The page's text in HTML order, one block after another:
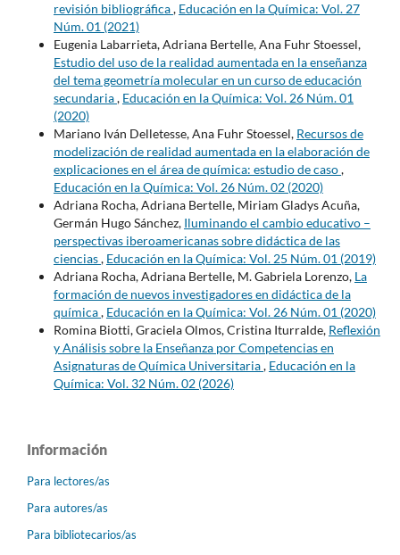
revisión bibliográfica, Educación en la Química: Vol. 27
Núm. 01 (2021)
Eugenia Labarrieta, Adriana Bertelle, Ana Fuhr Stoessel,
Estudio del uso de la realidad aumentada en la enseñanza
del tema geometría molecular en un curso de educación
secundaria, Educación en la Química: Vol. 26 Núm. 01
(2020)
Mariano Iván Delletesse, Ana Fuhr Stoessel, Recursos de
modelización de realidad aumentada en la elaboración de
explicaciones en el área de química: estudio de caso,
Educación en la Química: Vol. 26 Núm. 02 (2020)
Adriana Rocha, Adriana Bertelle, Miriam Gladys Acuña,
Germán Hugo Sánchez, Iluminando el cambio educativo –
perspectivas iberoamericanas sobre didáctica de las
ciencias, Educación en la Química: Vol. 25 Núm. 01 (2019)
Adriana Rocha, Adriana Bertelle, M. Gabriela Lorenzo, La
formación de nuevos investigadores en didáctica de la
química, Educación en la Química: Vol. 26 Núm. 01 (2020)
Romina Biotti, Graciela Olmos, Cristina Iturralde, Reflexión
y Análisis sobre la Enseñanza por Competencias en
Asignaturas de Química Universitaria, Educación en la
Química: Vol. 32 Núm. 02 (2026)
Información
Para lectores/as
Para autores/as
Para bibliotecarios/as